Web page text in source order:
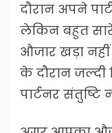
दौरान अपने
लेकिन बहुत
औजार खड़ा नहीं
के दौरान जल्दी
पार्टनर संतुष्टि